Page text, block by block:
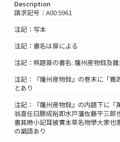
Description
請求記号：A00:5961
注記：写本
注記：書名は扉による
注記：帙題簽の書名: 薩州産物録及
注記：『薩州産物録』の巻末に「寛
とあり
注記：『薩州産物録』の内題下に「
翁喜任曰滕成裕即水戸藩佐藤平三郎
書其時小記耳彼實本草名物學大家也
の識語あり